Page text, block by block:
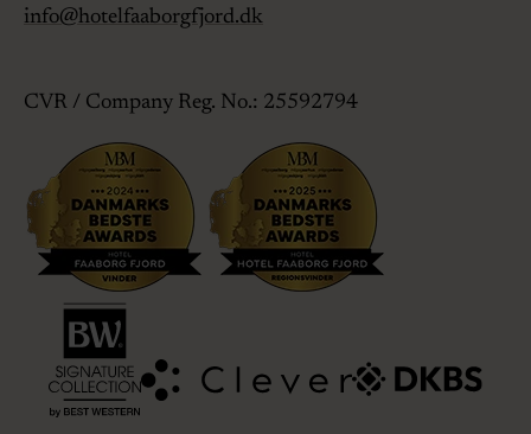
info@hotelfaaborgfjord.dk
CVR / Company Reg. No.: 25592794